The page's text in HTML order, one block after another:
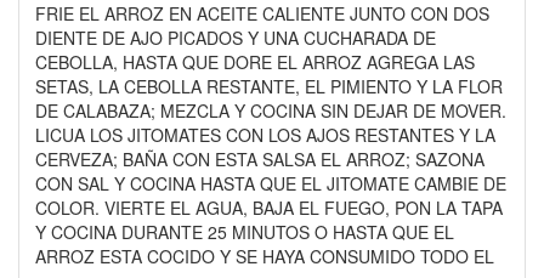
FRIE EL ARROZ EN ACEITE CALIENTE JUNTO CON DOS
DIENTE DE AJO PICADOS Y UNA CUCHARADA DE
CEBOLLA, HASTA QUE DORE EL ARROZ AGREGA LAS
SETAS, LA CEBOLLA RESTANTE, EL PIMIENTO Y LA FLOR
DE CALABAZA; MEZCLA Y COCINA SIN DEJAR DE MOVER.
LICUA LOS JITOMATES CON LOS AJOS RESTANTES Y LA
CERVEZA; BAÑA CON ESTA SALSA EL ARROZ; SAZONA
CON SAL Y COCINA HASTA QUE EL JITOMATE CAMBIE DE
COLOR. VIERTE EL AGUA, BAJA EL FUEGO, PON LA TAPA
Y COCINA DURANTE 25 MINUTOS O HASTA QUE EL
ARROZ ESTA COCIDO Y SE HAYA CONSUMIDO TODO EL